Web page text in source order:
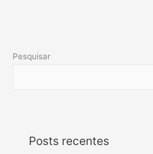
Pesquisar
Posts recentes